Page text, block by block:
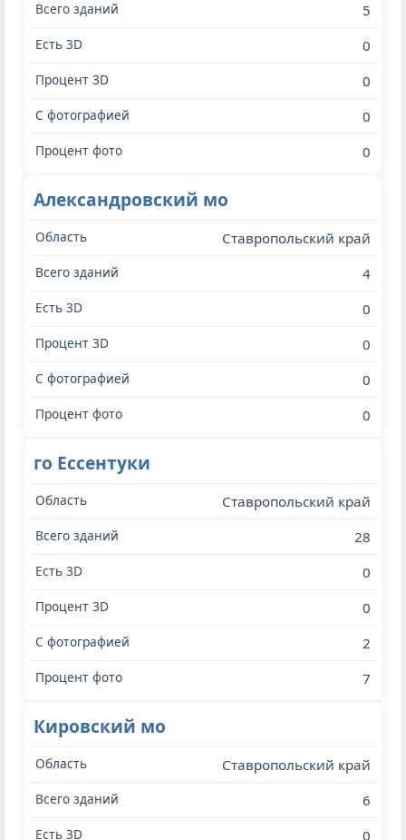
5
0
0
0
0
Александровский мо
Ставропольский край
4
0
0
0
0
го Ессентуки
Ставропольский край
28
0
0
2
7
Кировский мо
Ставропольский край
6
0